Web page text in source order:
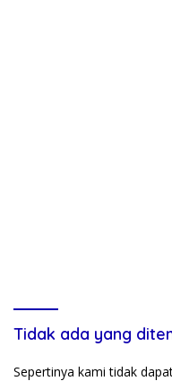
Tidak ada yang
Sepertinya kami tidak